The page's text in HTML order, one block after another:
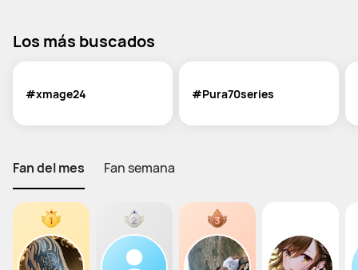
Los más buscados
#xmage24 #Pura70series
Fan del mes Fan semana